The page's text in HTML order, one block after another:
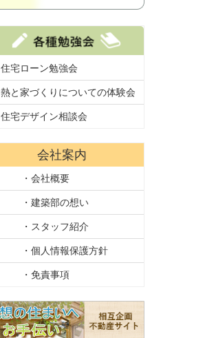
住宅ローン勉強会
熱と家づくりについての体験会
住宅デザイン相談会
会社案内
・会社概要
・建築部の想い
・スタッフ紹介
・個人情報保護方針
・免責事項